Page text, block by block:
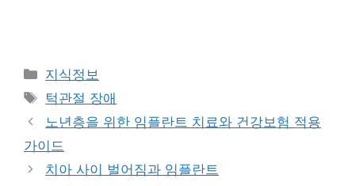
Categories
지식정보
Tags
턱관절 장애
노년층을 위한 임플란트 치료와 건강보험 적용
가이드
치아 사이 벌어짐과 임플란트